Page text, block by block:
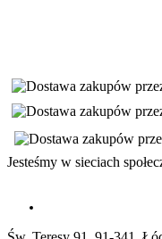
Jesteśmy w sieciach